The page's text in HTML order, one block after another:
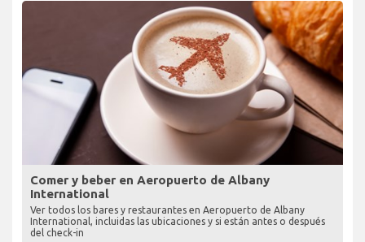
Comer y beber en Aeropuerto de Albany
International
Ver todos los bares y restaurantes en Aeropuerto de Albany
International, incluidas las ubicaciones y si están antes o después
del check-in